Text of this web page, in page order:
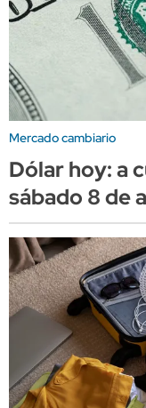
Mercado cambiario
Dólar hoy: a
sábado 8 de